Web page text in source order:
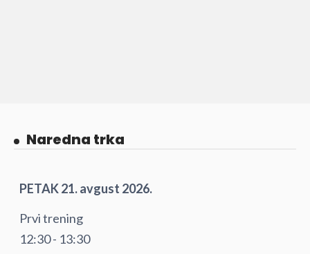
Naredna trka
PETAK 21. avgust 2026.
Prvi trening
12:30 - 13:30